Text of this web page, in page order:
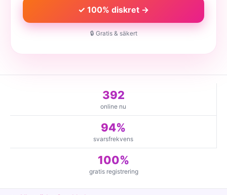
✓ 100% diskret →
🔒 Gratis & säkert
392
online nu
94%
svarsfrekvens
100%
gratis registrering